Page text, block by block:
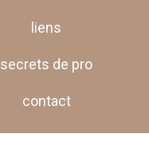
liens
secrets de pro
contact